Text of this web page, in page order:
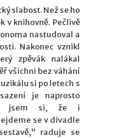
slabost. Než se ho
v knihovně. Pečlivě
nastudoval a
Nakonec vznikl
zpěvák nalákal
všichni bez váhání
si po letech s
je naprosto
jsem si, že i
se v divadle
raduje se